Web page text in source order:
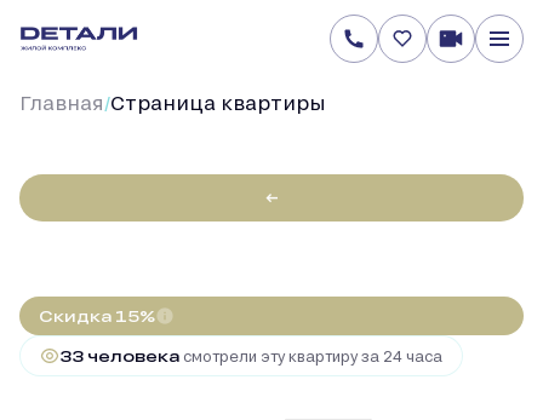
Главная/Cтраница квартиры
←
2-комнатная71.2 м 18 860 332 руб.
Скидка 15%
33 человекa смотрели эту квартиру за 24 часа